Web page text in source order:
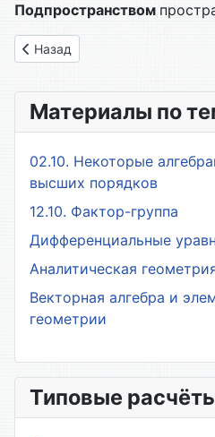
Подпространством
Предыдущий: _115. Деревья и
Назад
Материалы по
02.10. Некоторые
высших порядков
12.10. Фактор-группа
Дифференциальные
Аналитическая
Векторная алгебра и
геометрии
Типовые